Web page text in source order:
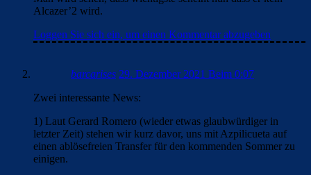
Alcazer’2 wird.
Loggen Sie sich ein, um einen Kommentar abzugeben
barcarises 29. Dezember 2021 Beim 0:07
Zwei interessante News:
1) Laut Gerard Romero (wieder etwas glaubwürdiger in
letzter Zeit) stehen wir kurz davor, uns mit Azpilicueta auf
einen ablösefreien Transfer für den kommenden Sommer zu
einigen.